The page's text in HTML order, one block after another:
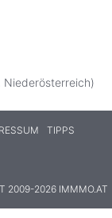
Niederösterreich)
TIPPS
2009-2026 IMMMO.AT